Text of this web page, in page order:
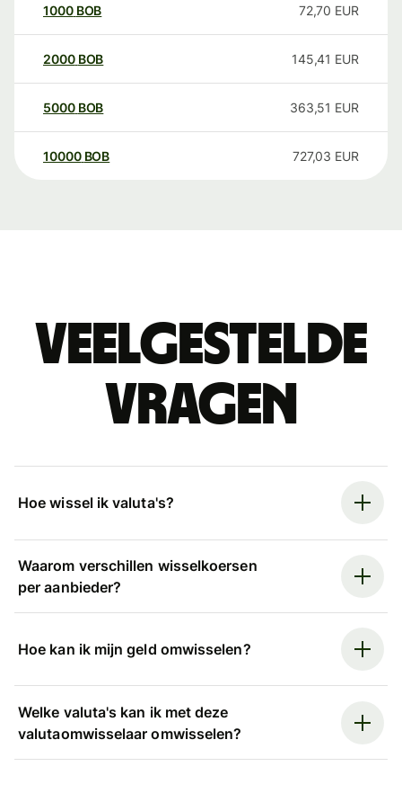
1000 BOB 72,70 EUR
2000 BOB 145,41 EUR
5000 BOB 363,51 EUR
10000 BOB 727,03 EUR
Veelgestelde
vragen
Hoe wissel ik valuta's?
Waarom verschillen wisselkoersen
per aanbieder?
Hoe kan ik mijn geld omwisselen?
Welke valuta's kan ik met deze
valutaomwisselaar omwisselen?